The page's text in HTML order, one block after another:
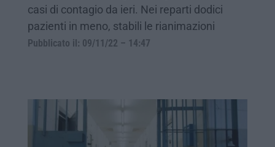
casi di contagio da ieri. Nei reparti dodici
pazienti in meno, stabili le rianimazioni
Pubblicato il: 09/11/22 – 14:47